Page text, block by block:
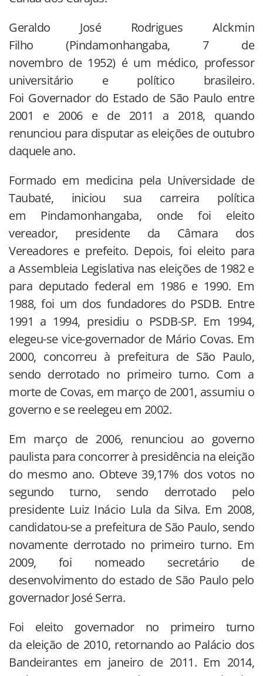
Geraldo José Rodrigues Alckmin
Filho (Pindamonhangaba, 7 de
novembro de 1952) é um médico, professor
universitário e político brasileiro.
Foi Governador do Estado de São Paulo entre
2001 e 2006 e de 2011 a 2018, quando
renunciou para disputar as eleições de outubro
daquele ano.
Formado em medicina pela Universidade de
Taubaté, iniciou sua carreira política
em Pindamonhangaba, onde foi eleito
vereador, presidente da Câmara dos
Vereadores e prefeito. Depois, foi eleito para
a Assembleia Legislativa nas eleições de 1982 e
para deputado federal em 1986 e 1990. Em
1988, foi um dos fundadores do PSDB. Entre
1991 a 1994, presidiu o PSDB-SP. Em 1994,
elegeu-se vice-governador de Mário Covas. Em
2000, concorreu à prefeitura de São Paulo,
sendo derrotado no primeiro turno. Com a
morte de Covas, em março de 2001, assumiu o
governo e se reelegeu em 2002.
Em março de 2006, renunciou ao governo
paulista para concorrer à presidência na eleição
do mesmo ano. Obteve 39,17% dos votos no
segundo turno, sendo derrotado pelo
presidente Luiz Inácio Lula da Silva. Em 2008,
candidatou-se a prefeitura de São Paulo, sendo
novamente derrotado no primeiro turno. Em
2009, foi nomeado secretário de
desenvolvimento do estado de São Paulo pelo
governador José Serra.
Foi eleito governador no primeiro turno
da eleição de 2010, retornando ao Palácio dos
Bandeirantes em janeiro de 2011. Em 2014,